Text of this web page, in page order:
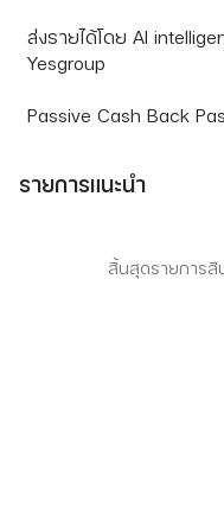
ส่งรายได้โดย AI
Yesgroup
Passive Cash Back
รายการแนะนำ
สิ้นสุดรายการสิ